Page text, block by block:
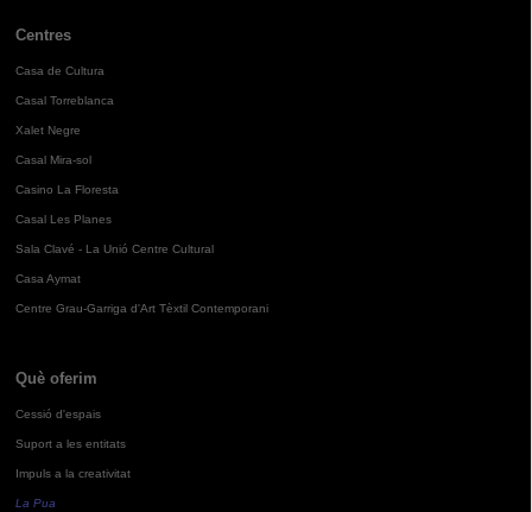
Centres
Casa de Cultura
Casal Torreblanca
Xalet Negre
Casal Mira-sol
Casino La Floresta
Casal Les Planes
Sala Clavé - La Unió Centre Cultural
Casa Aymat
Centre Grau-Garriga d'Art Tèxtil Contemporani
Què oferim
Cessió d'espais
Suport a les entitats
Impuls a la creativitat
La Pua